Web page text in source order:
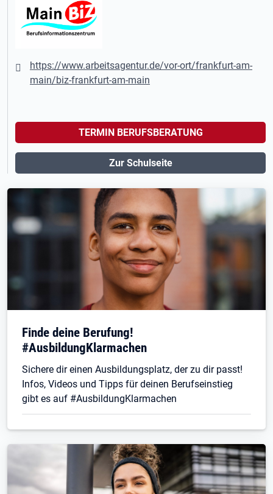
https://www.arbeitsagentur.de/vor-ort/frankfurt-am-
main/biz-frankfurt-am-main
TERMIN BERUFSBERATUNG
Zur Schulseite
Finde deine Berufung!
#AusbildungKlarmachen
Sichere dir einen Ausbildungsplatz, der zu dir passt!
Infos, Videos und Tipps für deinen Berufseinstieg
gibt es auf #AusbildungKlarmachen